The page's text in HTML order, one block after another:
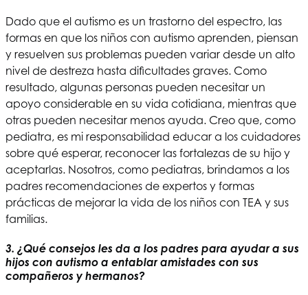
Dado que el autismo es un trastorno del espectro, las
formas en que los niños con autismo aprenden, piensan
y resuelven sus problemas pueden variar desde un alto
nivel de destreza hasta dificultades graves. Como
resultado, algunas personas pueden necesitar un
apoyo considerable en su vida cotidiana, mientras que
otras pueden necesitar menos ayuda. Creo que, como
pediatra, es mi responsabilidad educar a los cuidadores
sobre qué esperar, reconocer las fortalezas de su hijo y
aceptarlas. Nosotros, como pediatras, brindamos a los
padres recomendaciones de expertos y formas
prácticas de mejorar la vida de los niños con TEA y sus
familias.
3. ¿Qué consejos les da a los padres para ayudar a sus
hijos con autismo a entablar amistades con sus
compañeros y hermanos?